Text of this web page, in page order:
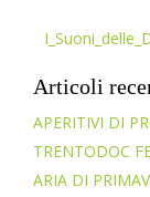
Articoli
APERITIVI DI
TRENTODOC
ARIA DI